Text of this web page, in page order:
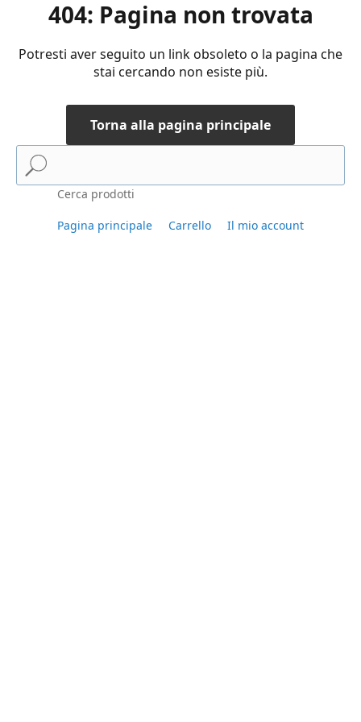
404: Pagina non trovata
Potresti aver seguito un link obsoleto o la pagina che
stai cercando non esiste più.
Torna alla pagina principale
Cerca prodotti
Pagina principale Carrello Il mio account